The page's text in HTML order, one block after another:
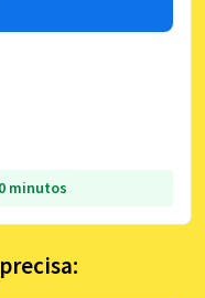
minutos